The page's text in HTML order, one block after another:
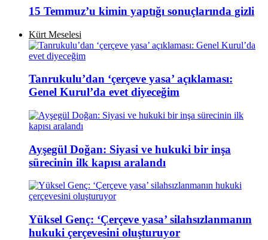
15 Temmuz’u kimin yaptığı sonuçlarında gizli
Kürt Meselesi
Tanrukulu’dan ‘çerçeve yasa’ açıklaması:
Genel Kurul’da evet diyeceğim
Ayşegül Doğan: Siyasi ve hukuki bir inşa
sürecinin ilk kapısı aralandı
Yüksel Genç: ‘Çerçeve yasa’ silahsızlanmanın
hukuki çerçevesini oluşturuyor